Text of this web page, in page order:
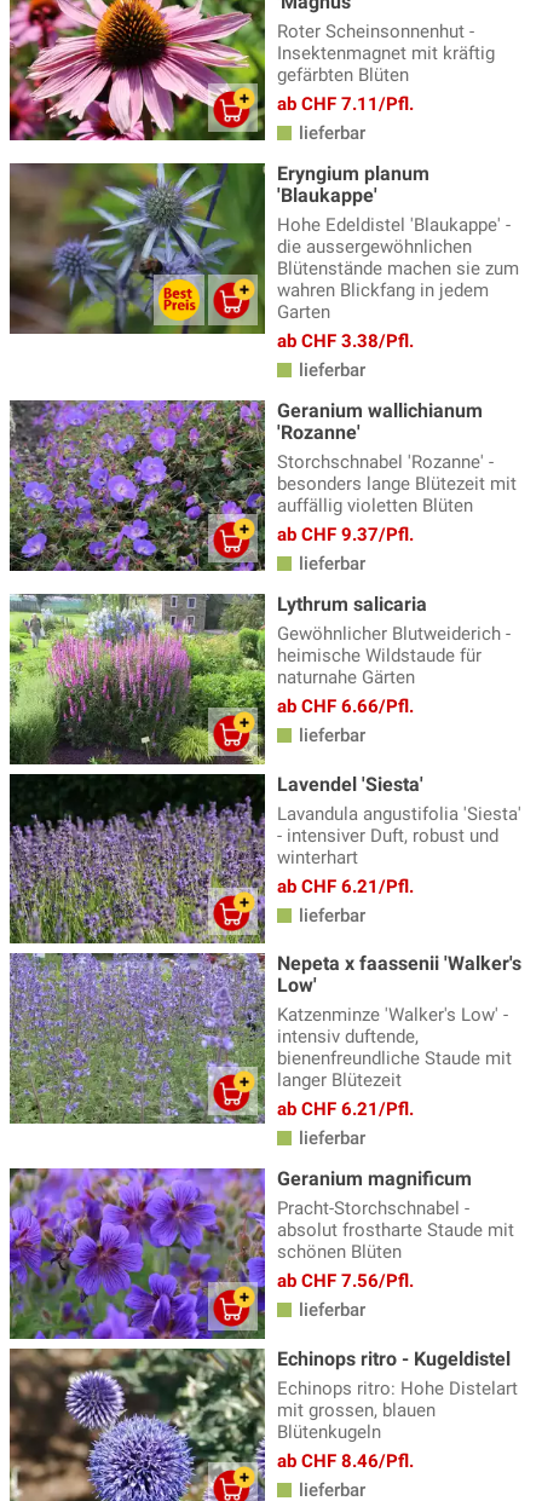
Roter Scheinsonnenhut -
Insektenmagnet mit kräftig
gefärbten Blüten
ab CHF 7.11/Pfl.
lieferbar
Eryngium planum
'Blaukappe'
Hohe Edeldistel 'Blaukappe' -
die aussergewöhnlichen
Blütenstände machen sie zum
wahren Blickfang in jedem
Garten
ab CHF 3.38/Pfl.
lieferbar
Geranium wallichianum
'Rozanne'
Storchschnabel 'Rozanne' -
besonders lange Blütezeit mit
auffällig violetten Blüten
ab CHF 9.37/Pfl.
lieferbar
Lythrum salicaria
Gewöhnlicher Blutweiderich -
heimische Wildstaude für
naturnahe Gärten
ab CHF 6.66/Pfl.
lieferbar
Lavendel 'Siesta'
Lavandula angustifolia 'Siesta'
- intensiver Duft, robust und
winterhart
ab CHF 6.21/Pfl.
lieferbar
Nepeta x faassenii 'Walker's
Low'
Katzenminze 'Walker's Low' -
intensiv duftende,
bienenfreundliche Staude mit
langer Blütezeit
ab CHF 6.21/Pfl.
lieferbar
Geranium magnificum
Pracht-Storchschnabel -
absolut frostharte Staude mit
schönen Blüten
ab CHF 7.56/Pfl.
lieferbar
Echinops ritro - Kugeldistel
Echinops ritro: Hohe Distelart
mit grossen, blauen
Blütenkugeln
ab CHF 8.46/Pfl.
lieferbar